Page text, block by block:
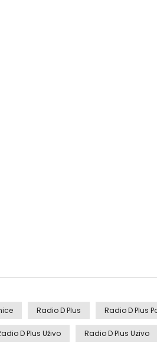
Radio D Plus Radio D Plus
D Plus Uživo Radio D Plus Uzivo